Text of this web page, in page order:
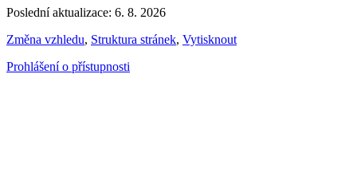
Poslední aktualizace: 6. 8. 2026
Změna vzhledu, Struktura stránek, Vytisknout
Prohlášení o přístupnosti